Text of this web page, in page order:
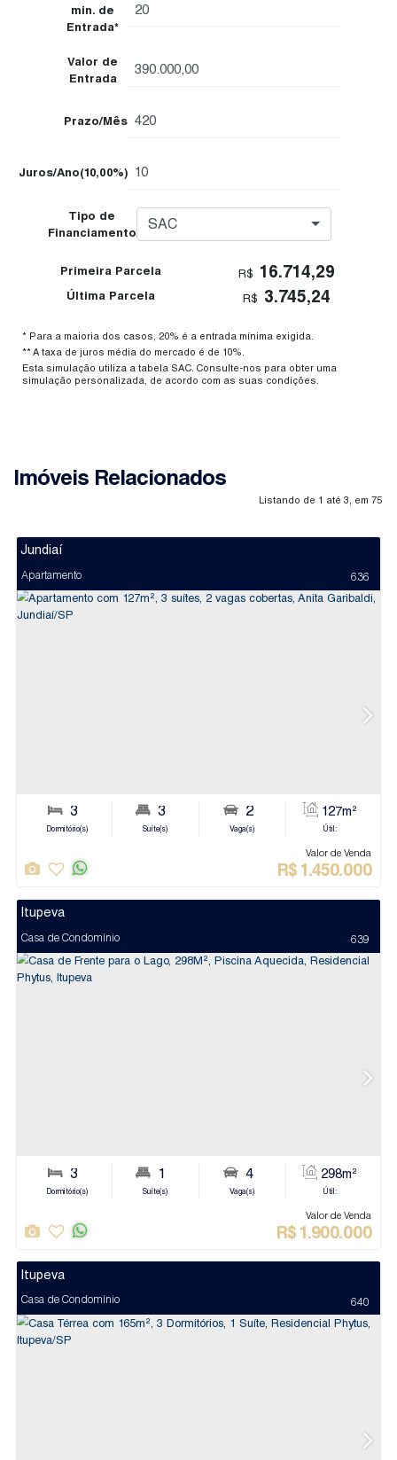
completam os atrativos que fazem de Itupeva, sem
dúvidas, uma das melhores cidades para se morar no
min. de
Entrada*
Valor de
Entrada
Prazo/Mês
Juros/Ano(10,00%)
Tipo de
Financiamento
SAC
Primeira Parcela R$ 16.714,29
Última Parcela R$ 3.745,24
* Para a maioria dos casos, 20% é a entrada mínima exigida.
** A taxa de juros média do mercado é de 10%.
Esta simulação utiliza a tabela SAC. Consulte-nos para obter uma
simulação personalizada, de acordo com as suas condições.
Imóveis Relacionados
Listando de 1 até 3, em 75